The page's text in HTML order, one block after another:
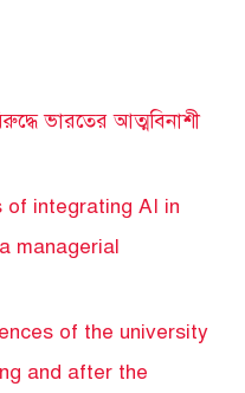
ভারতের আত্মবিনাশী
integrating AI in
managerial
of the university
and after the